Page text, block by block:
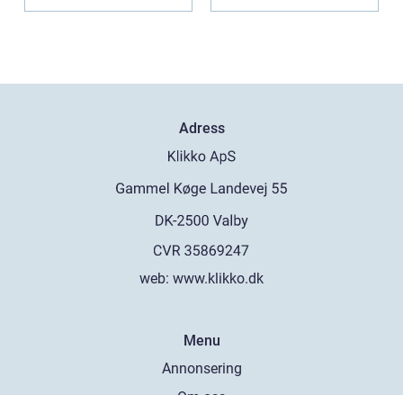
Adress
web: www.klikko.dk
Menu
Annonsering